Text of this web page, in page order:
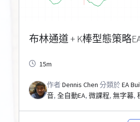
布林通道 + K棒型態策略
15m
作者Dennis Chen 分類於EA
音, 全自動EA, 微課程, 無字幕,